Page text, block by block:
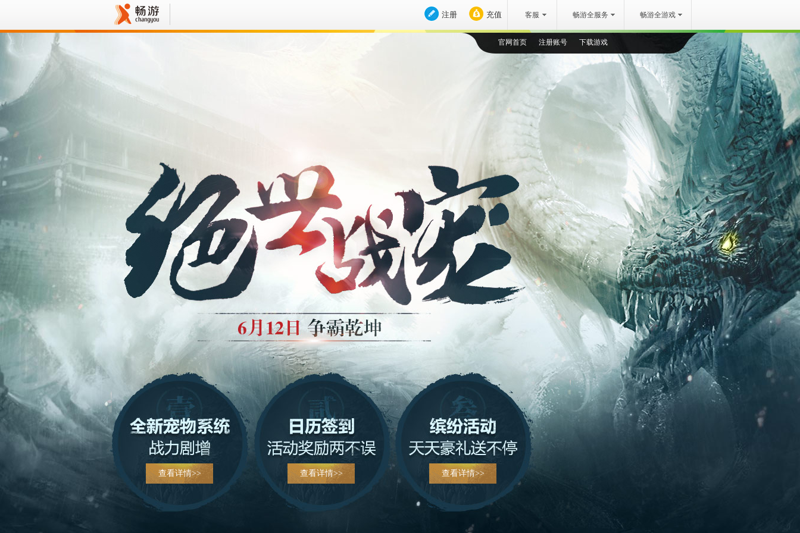
注册 充值 客服 畅游全服务 畅游全游戏
官网首页 注册账号 下载游戏
查看详情>> 查看详情>> 查看详情>>